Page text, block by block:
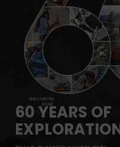
여름 탈출 원정대
뉴질랜드 · 제주도 여행권 이벤트